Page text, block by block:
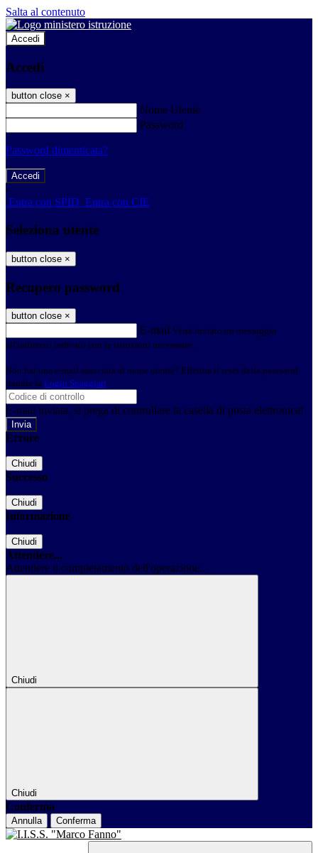
Salta al contenuto
Accedi
Accedi
button close ×
Nome Utente
Password
Password dimenticata?
-
Entra con SPID Entra con CIE
Seleziona utente
button close ×
Recupero password
button close ×
E-mail Verrà inviato un messaggio
all'indirizzo indicato con le istruzioni necessarie.
Non hai una e-mail associata al nome utente? Effettua il reset della password
tramite la Login Spaggiari
E-mail inviata, si prega di controllare la casella di posta elettronica!
Errore
Chiudi
Successo
Chiudi
Informazione
Chiudi
Attendere...
Attendere il completamento dell'operazione...
Chiudi
Chiudi
Conferma
Annulla Conferma